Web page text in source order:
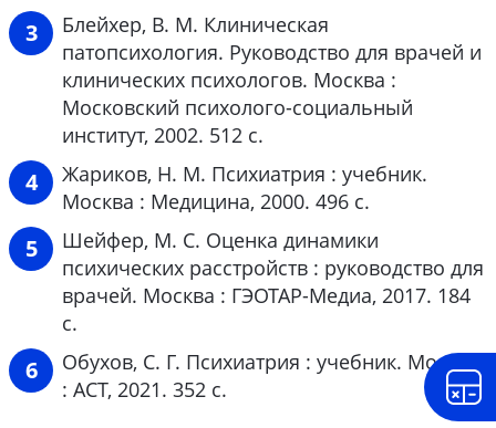
Блейхер, В. М. Клиническая
патопсихология. Руководство для врачей и
клинических психологов. Москва :
Московский психолого-социальный
институт, 2002. 512 с.
Жариков, Н. М. Психиатрия : учебник.
Москва : Медицина, 2000. 496 с.
Шейфер, М. С. Оценка динамики
психических расстройств : руководство для
врачей. Москва : ГЭОТАР-Медиа, 2017. 184
с.
Обухов, С. Г. Психиатрия : учебник. Москва
: АСТ, 2021. 352 с.